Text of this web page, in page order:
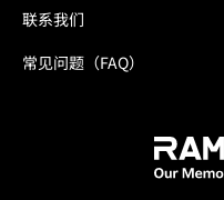
联系我们
常见问题（FAQ）